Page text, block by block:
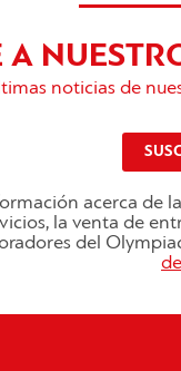
A
noticias de
acerca de
la venta de
del